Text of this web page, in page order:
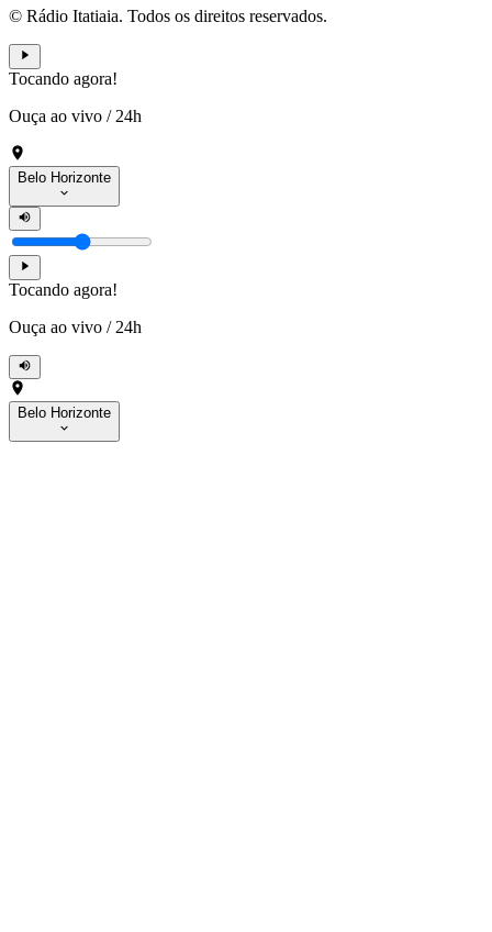
© Rádio Itatiaia. Todos os direitos reservados.
Tocando agora!
Ouça ao vivo / 24h
Belo Horizonte
Tocando agora!
Ouça ao vivo / 24h
Belo Horizonte